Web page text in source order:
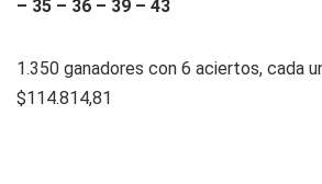
– 35 – 36 – 39 – 43
1.350 ganadores con 6 aciertos, cada
$114.814,81